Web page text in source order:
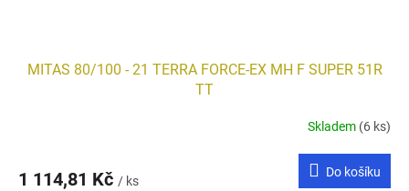
MITAS 80/100 - 21 TERRA FORCE-EX MH F SUPER 51R
TT
Skladem (6 ks)
1 114,81 Kč / ks
Do košíku